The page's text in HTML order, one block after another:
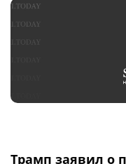
Трамп заявил о